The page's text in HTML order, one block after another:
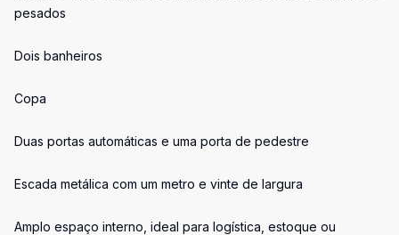
pesados
Dois banheiros
Copa
Duas portas automáticas e uma porta de pedestre
Escada metálica com um metro e vinte de largura
Amplo espaço interno, ideal para logística, estoque ou